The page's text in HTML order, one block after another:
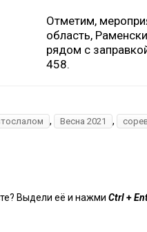
Отметим,
область,
рядом с
458.
, Весна 2021 ,
Выдели её и нажми Ctrl+